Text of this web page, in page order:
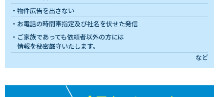
物件広告を出さない
お電話の時間帯指定及び社名を伏せた発信
ご家族であっても依頼者以外の方には
情報を秘密厳守いたします。
など